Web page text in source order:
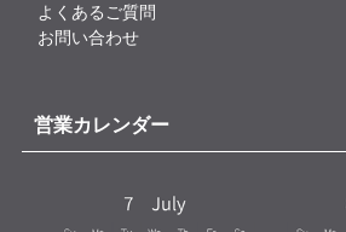
よくあるご質問
お問い合わせ
営業カレンダー